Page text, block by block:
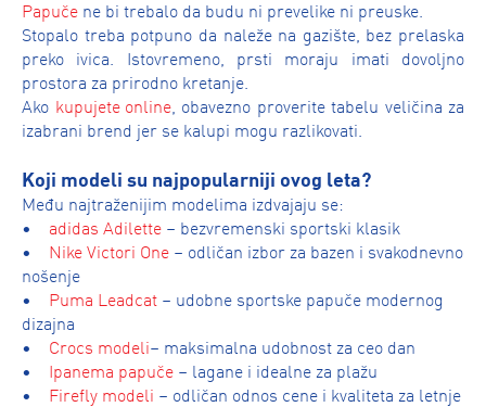
Papuče ne bi trebalo da budu ni prevelike ni preuske.
Stopalo treba potpuno da naleže na gazište, bez prelaska
preko ivica. Istovremeno, prsti moraju imati dovoljno
prostora za prirodno kretanje.
Ako kupujete online, obavezno proverite tabelu veličina za
izabrani brend jer se kalupi mogu razlikovati.
Koji modeli su najpopularniji ovog leta?
Među najtraženijim modelima izdvajaju se:
• adidas Adilette – bezvremenski sportski klasik
•
Nike Victori One – odličan izbor za bazen i svakodnevno
nošenje
•
Puma Leadcat – udobne sportske papuče modernog
dizajna
• Crocs modeli– maksimalna udobnost za ceo dan
•
Ipanema papuče – lagane i idealne za plažu
•
Firefly modeli – odličan odnos cene i kvaliteta za letnje